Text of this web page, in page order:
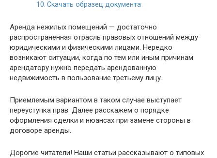
Скачать образец документа
Аренда нежилых помещений — достаточно
распространенная отрасль правовых отношений между
юридическими и физическими лицами. Нередко
возникают ситуации, когда по тем или иным причинам
арендатору нужно передать арендованную
недвижимость в пользование третьему лицу.
Приемлемым вариантом в таком случае выступает
переуступка прав. Далее расскажем о порядке
оформления сделки и нюансах при замене стороны в
договоре аренды.
Дорогие читатели! Наши статьи рассказывают о типовых